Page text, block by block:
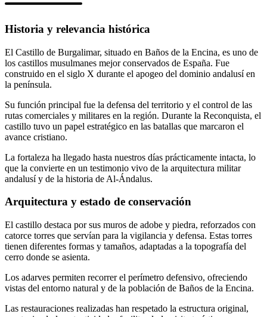
Historia y relevancia histórica
El Castillo de Burgalimar, situado en Baños de la Encina, es uno de
los castillos musulmanes mejor conservados de España. Fue
construido en el siglo X durante el apogeo del dominio andalusí en
la península.
Su función principal fue la defensa del territorio y el control de las
rutas comerciales y militares en la región. Durante la Reconquista, el
castillo tuvo un papel estratégico en las batallas que marcaron el
avance cristiano.
La fortaleza ha llegado hasta nuestros días prácticamente intacta, lo
que la convierte en un testimonio vivo de la arquitectura militar
andalusí y de la historia de Al-Ándalus.
Arquitectura y estado de conservación
El castillo destaca por sus muros de adobe y piedra, reforzados con
catorce torres que servían para la vigilancia y defensa. Estas torres
tienen diferentes formas y tamaños, adaptadas a la topografía del
cerro donde se asienta.
Los adarves permiten recorrer el perímetro defensivo, ofreciendo
vistas del entorno natural y de la población de Baños de la Encina.
Las restauraciones realizadas han respetado la estructura original,